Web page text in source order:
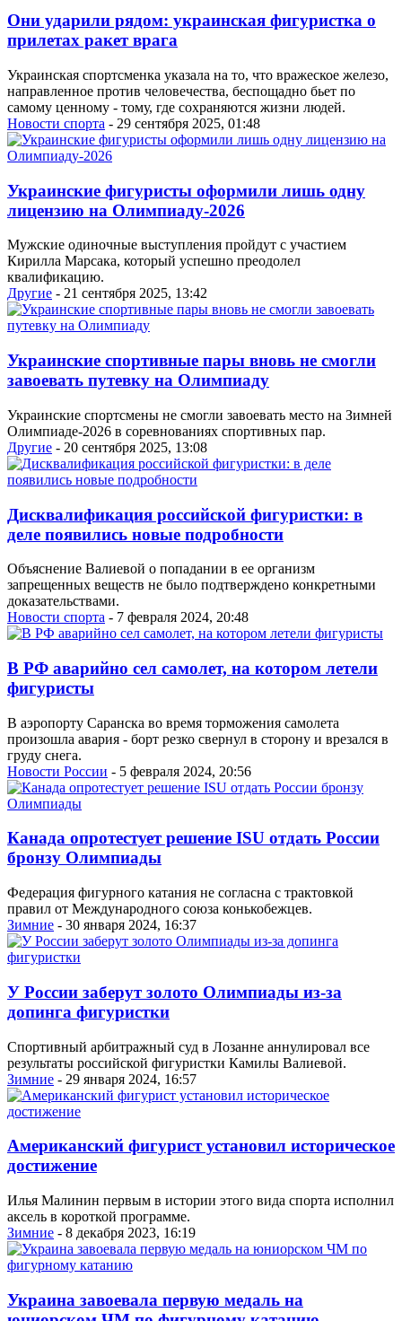
Они ударили рядом: украинская фигуристка о
прилетах ракет врага
Украинская спортсменка указала на то, что вражеское железо,
направленное против человечества, беспощадно бьет по
самому ценному - тому, где сохраняются жизни людей.
Новости спорта - 29 сентября 2025, 01:48
Украинские фигуристы оформили лишь одну
лицензию на Олимпиаду-2026
Мужские одиночные выступления пройдут с участием
Кирилла Марсака, который успешно преодолел
квалификацию.
Другие - 21 сентября 2025, 13:42
Украинские спортивные пары вновь не смогли
завоевать путевку на Олимпиаду
Украинские спортсмены не смогли завоевать место на Зимней
Олимпиаде-2026 в соревнованиях спортивных пар.
Другие - 20 сентября 2025, 13:08
Дисквалификация российской фигуристки: в
деле появились новые подробности
Объяснение Валиевой о попадании в ее организм
запрещенных веществ не было подтверждено конкретными
доказательствами.
Новости спорта - 7 февраля 2024, 20:48
В РФ аварийно сел самолет, на котором летели
фигуристы
В аэропорту Саранска во время торможения самолета
произошла авария - борт резко свернул в сторону и врезался в
груду снега.
Новости России - 5 февраля 2024, 20:56
Канада опротестует решение ISU отдать России
бронзу Олимпиады
Федерация фигурного катания не согласна с трактовкой
правил от Международного союза конькобежцев.
Зимние - 30 января 2024, 16:37
У России заберут золото Олимпиады из-за
допинга фигуристки
Спортивный арбитражный суд в Лозанне аннулировал все
результаты российской фигуристки Камилы Валиевой.
Зимние - 29 января 2024, 16:57
Американский фигурист установил историческое
достижение
Илья Малинин первым в истории этого вида спорта исполнил
аксель в короткой программе.
Зимние - 8 декабря 2023, 16:19
Украина завоевала первую медаль на